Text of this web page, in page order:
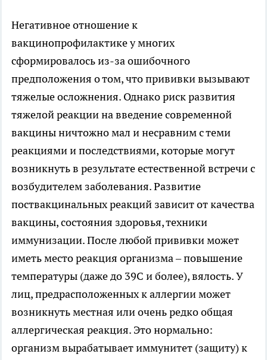
Негативное отношение к
вакцинопрофилактике у многих
сформировалось из-за ошибочного
предположения о том, что прививки вызывают
тяжелые осложнения. Однако риск развития
тяжелой реакции на введение современной
вакцины ничтожно мал и несравним с теми
реакциями и последствиями, которые могут
возникнуть в результате естественной встречи с
возбудителем заболевания. Развитие
поствакцинальных реакций зависит от качества
вакцины, состояния здоровья, техники
иммунизации. После любой прививки может
иметь место реакция организма – повышение
температуры (даже до 39С и более), вялость. У
лиц, предрасположенных к аллергии может
возникнуть местная или очень редко общая
аллергическая реакция. Это нормально:
организм вырабатывает иммунитет (защиту) к